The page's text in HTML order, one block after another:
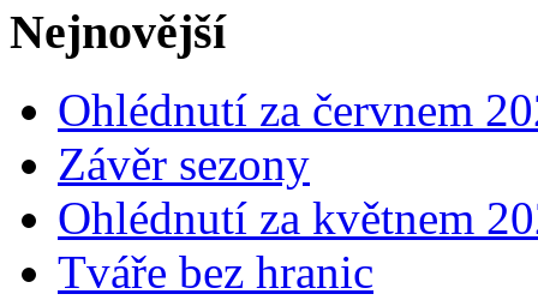
Nejnovější
Ohlédnutí za červnem
Závěr sezony
Ohlédnutí za květnem
Tváře bez hranic